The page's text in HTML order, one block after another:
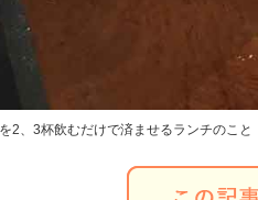
2、3杯飲むだけで済ませるランチのこと